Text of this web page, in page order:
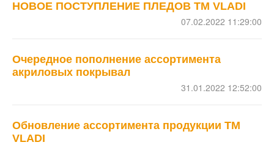
НОВОЕ ПОСТУПЛЕНИЕ ПЛЕДОВ ТМ VLADI
07.02.2022 11:29:00
Очередное пополнение ассортимента
акриловых покрывал
31.01.2022 12:52:00
Обновление ассортимента продукции ТМ
VLADI